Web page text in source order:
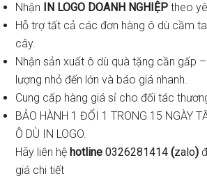
Nhận IN LOGO DOANH NGHIỆP theo
Hỗ trợ tất cả các đơn hàng ô dù cầm
cây.
Nhận sản xuất ô dù quà tặng cần gấp
lượng nhỏ đến lớn và báo giá nhanh.
Cung cấp hàng giá sỉ cho đối tác
BẢO HÀNH 1 ĐỔI 1 TRONG 15 NGÀY
Ô DÙ IN LOGO.
Hãy liên hệ hotline0326281414 (zalo)
giá chi tiết